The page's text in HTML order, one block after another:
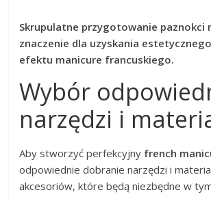
Skrupulatne przygotowanie paznokci
znaczenie dla uzyskania
efektu manicure francuskiego.
Wybór
narzędzi i
Aby stworzyć perfekcyjny french
odpowiednie dobranie narzędzi i
akcesoriów, które będą niezbędne w